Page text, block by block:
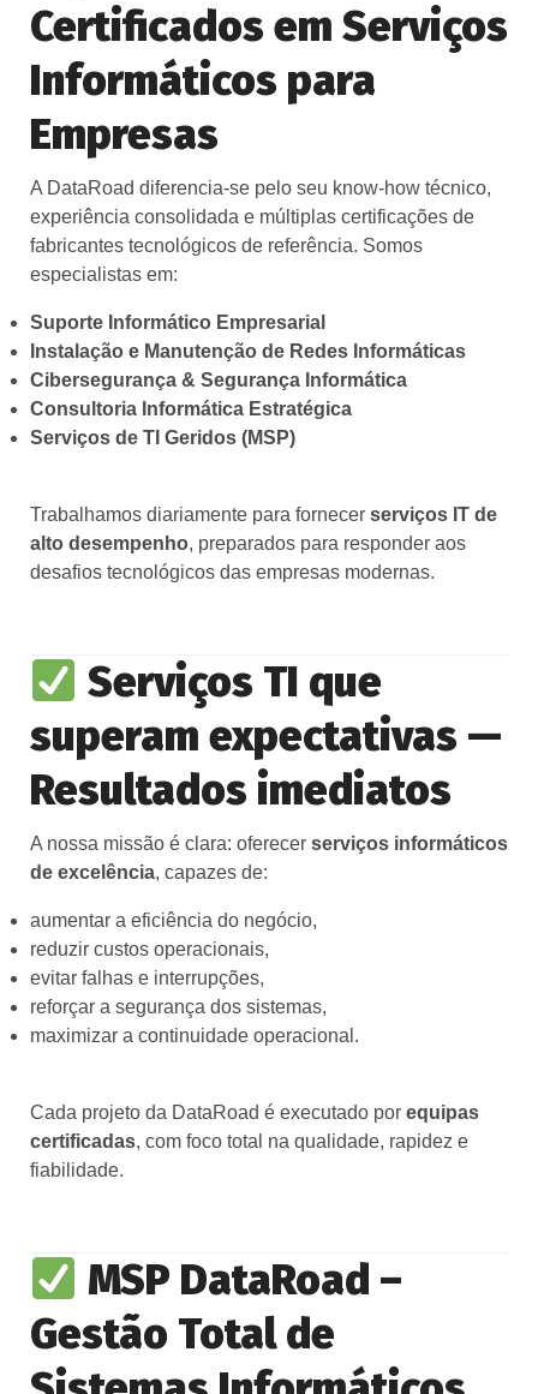
Certificados em Serviços
Informáticos para
Empresas
A DataRoad diferencia-se pelo seu know-how técnico,
experiência consolidada e múltiplas certificações de
fabricantes tecnológicos de referência. Somos
especialistas em:
Suporte Informático Empresarial
Instalação e Manutenção de Redes Informáticas
Cibersegurança & Segurança Informática
Consultoria Informática Estratégica
Serviços de TI Geridos (MSP)
Trabalhamos diariamente para fornecer serviços IT de
alto desempenho, preparados para responder aos
desafios tecnológicos das empresas modernas.
Serviços TI que
superam expectativas —
Resultados imediatos
A nossa missão é clara: oferecer serviços informáticos
de excelência, capazes de:
aumentar a eficiência do negócio,
reduzir custos operacionais,
evitar falhas e interrupções,
reforçar a segurança dos sistemas,
maximizar a continuidade operacional.
Cada projeto da DataRoad é executado por equipas
certificadas, com foco total na qualidade, rapidez e
fiabilidade.
MSP DataRoad –
Gestão Total de